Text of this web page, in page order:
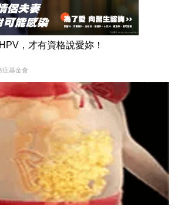
，才有資格說愛妳！
症基金會